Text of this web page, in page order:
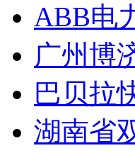
ABB电
广州博
巴贝拉
湖南省